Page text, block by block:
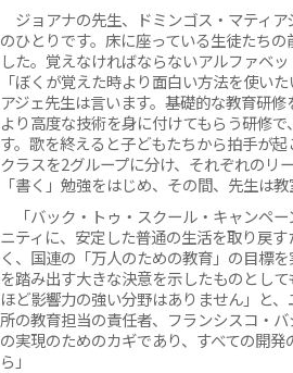
ジョアナの先生、ドミンゴス・マティ
のひとりです。床に座っている生徒たち
した。覚えなければならないアルファベ
「ぼくが覚えた時より面白い方法を使い
アジェ先生は言います。基礎的な教育研
より高度な技術を身に付けてもらう研修
す。歌を終えると子どもたちから拍手が
クラスを2グループに分け、それぞれのリ
「書く」勉強をはじめ、その間、先生は
「バック・トゥ・スクール・キャンペ
ニティに、安定した普通の生活を取り戻
く、国連の「万人のための教育」の目標
を踏み出す大きな決意を示したものとし
ほど影響力の強い分野はありません」と
所の教育担当の責任者、フランシスコ・
の実現のためのカギであり、すべての開
ら」